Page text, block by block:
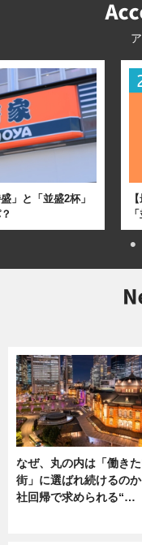
」と「並盛2杯」
なぜ、丸の内は「働き
街」に選ばれ続けるの
社回帰で求められる“…